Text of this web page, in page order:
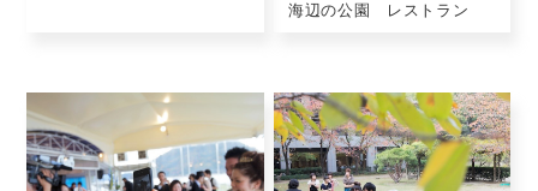
海辺の公園 レストラン